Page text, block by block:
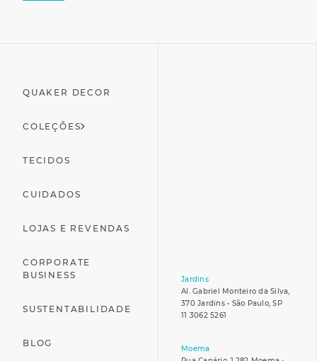
QUAKER DECOR
COLEÇÕES
TECIDOS
CUIDADOS
LOJAS E REVENDAS
CORPORATE
BUSINESS
SUSTENTABILIDADE
BLOG
Jardins
Al. Gabriel Monteiro da Silva,
370 Jardins • São Paulo, SP
11 3062 5261
Moema